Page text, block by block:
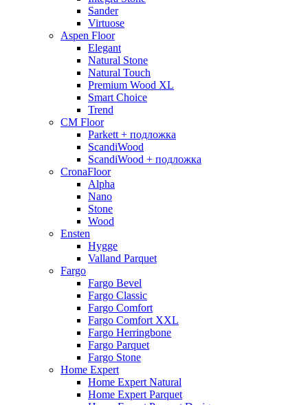
Sander
Virtuose
Aspen Floor
Elegant
Natural Stone
Natural Touch
Premium Wood XL
Smart Choice
Trend
CM Floor
Parkett + подложка
ScandiWood
ScandiWood + подложка
CronaFloor
Alpha
Nano
Stone
Wood
Ensten
Hygge
Valland Parquet
Fargo
Fargo Bevel
Fargo Classic
Fargo Comfort
Fargo Comfort XXL
Fargo Herringbone
Fargo Parquet
Fargo Stone
Home Expert
Home Expert Natural
Home Expert Parquet